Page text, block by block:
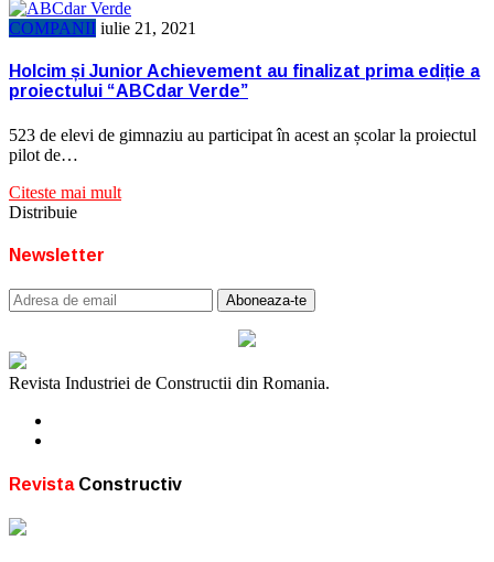
COMPANII iulie 21, 2021
Holcim și Junior Achievement au finalizat prima ediție a
proiectului “ABCdar Verde”
523 de elevi de gimnaziu au participat în acest an școlar la proiectul
pilot de…
Citeste mai mult
Distribuie
Newsletter
Revista Industriei de Constructii din Romania.
RevistaConstructiv